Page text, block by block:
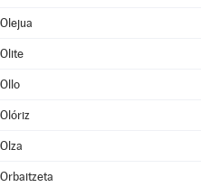
Olejua
Olite
Ollo
Olóriz
Olza
Orbaitzeta